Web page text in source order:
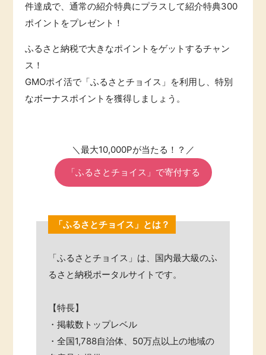
件達成で、通常の紹介特典にプラスして紹介特典300
ポイントをプレゼント！
ふるさと納税で大きなポイントをゲットするチャン
ス！
GMOポイ活で「ふるさとチョイス」を利用し、特別
なボーナスポイントを獲得しましょう。
＼最大10,000Pが当たる！？／
「ふるさとチョイス」で寄付する
「ふるさとチョイス」とは？
「ふるさとチョイス」は、国内最大級のふ
るさと納税ポータルサイトです。
【特長】
・掲載数トップレベル
・全国1,788自治体、50万点以上の地域の